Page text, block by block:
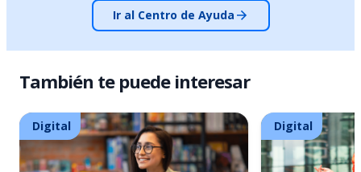
Ir al Centro de Ayuda
También te puede interesar
Digital Digital